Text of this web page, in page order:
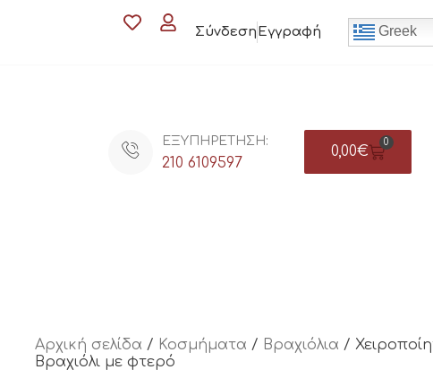
Σύνδεση Εγγραφή Greek
ΕΞΥΠΗΡΕΤΗΣΗ:
210 6109597
0,00€
0
Αρχική σελίδα / Κοσμήματα / Βραχιόλια /
Βραχιόλι με φτερό